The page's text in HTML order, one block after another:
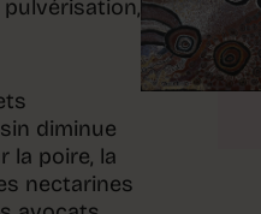
diminue
la poire, la
nectarines